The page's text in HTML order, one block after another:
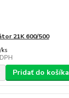
21K 600/500
/ks
Pridať do košíka